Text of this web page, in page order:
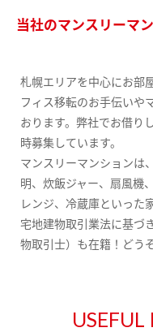
当社のマンスリーマ
札幌エリアを中心にお部
フィス移転のお手伝いや
おります。弊社でお借り
時募集しています。
マンスリーマンションは
明、炊飯ジャー、扇風機
レンジ、冷蔵庫といった
宅地建物取引業法に基づ
物取引士）も在籍！どう